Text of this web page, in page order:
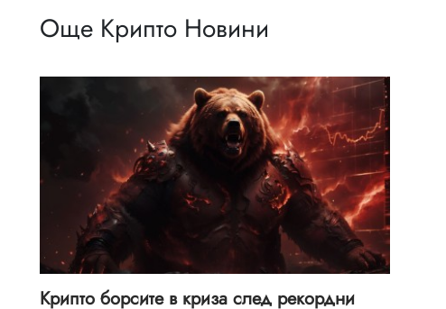
Още Крипто Новини
Крипто борсите в криза след рекордни